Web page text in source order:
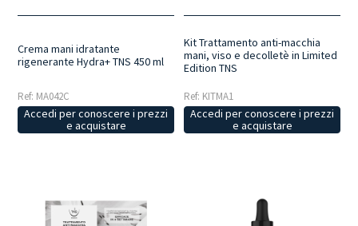
Crema mani idratante
rigenerante Hydra+ TNS 450 ml
Ref: MA042C
Accedi per conoscere i prezzi
e acquistare
Kit Trattamento anti-macchia
mani, viso e decolletè in Limited
Edition TNS
Ref: KITMA1
Accedi per conoscere i prezzi
e acquistare